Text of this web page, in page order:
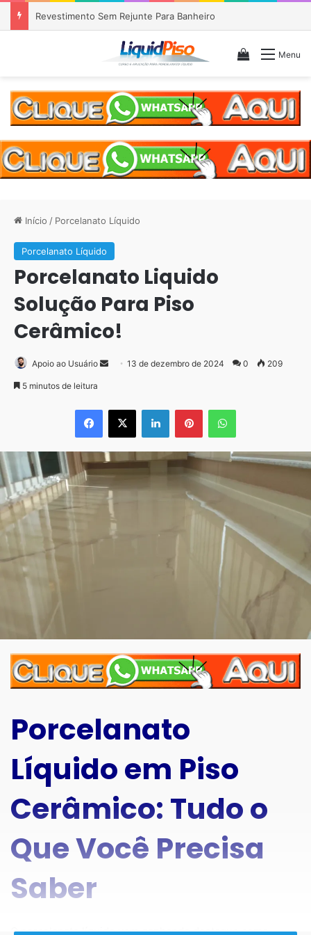
Piso Epóxi em Banheiro Anália Franco SP
Menu
Veja seu
Início / Porcelanato Líquido
Porcelanato Líquido
Porcelanato Liquido
Solução Para Piso
Cerâmico!
Apoio ao Usuário
Mande
mail
13 de dezembro de 2024 0 209
5 minutos de leitura
Facebook
X LinkedinPinterestWhatsApp
Porcelanato
Líquido em Piso
Cerâmico: Tudo o
Que Você Precisa
Saber
O porcelanato líquido vem ganhando destaque como